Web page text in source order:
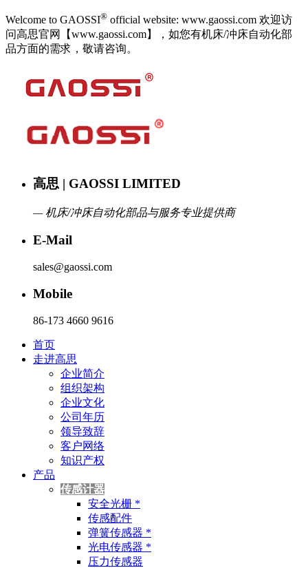
Welcome to GAOSSI® official website: www.gaossi.com 欢迎访
问高思官网【www.gaossi.com】，如您有机床/冲床自动化部
品方面的需求，敬请咨询。
高思 | GAOSSI LIMITED
— 机床/冲床自动化部品与服务专业提供商
E-Mail
sales@gaossi.com
Mobile
86-173 4660 9616
首页
走进高思
企业简介
组织架构
企业文化
公司年历
领导致辞
客户网络
知识产权
产品
传感计器
安全光栅 *
传感配件
弹簧传感器 *
光电传感器 *
压力传感器